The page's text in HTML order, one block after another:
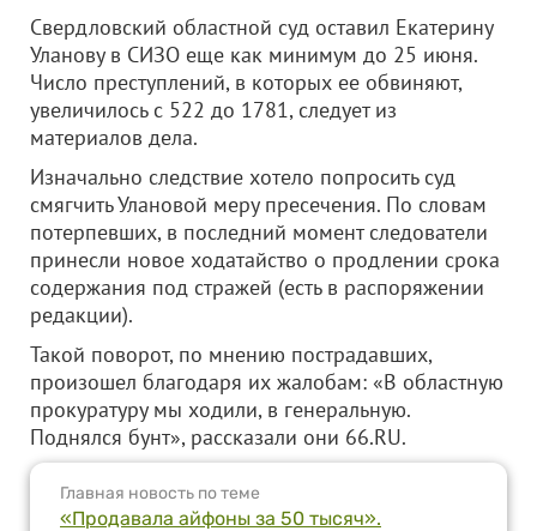
Свердловский областной суд оставил Екатерину
Уланову в СИЗО еще как минимум до 25 июня.
Число преступлений, в которых ее обвиняют,
увеличилось с 522 до 1781, следует из
материалов дела.
Изначально следствие хотело попросить суд
смягчить Улановой меру пресечения. По словам
потерпевших, в последний момент следователи
принесли новое ходатайство о продлении срока
содержания под стражей (есть в распоряжении
редакции).
Такой поворот, по мнению пострадавших,
произошел благодаря их жалобам: «В областную
прокуратуру мы ходили, в генеральную.
Поднялся бунт», рассказали они 66.RU.
Главная новость по теме
«Продавала айфоны за 50 тысяч».